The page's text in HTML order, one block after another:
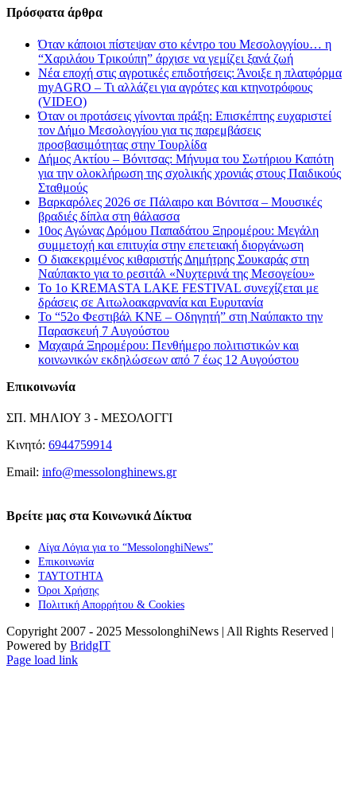
Πρόσφατα άρθρα
Όταν κάποιοι πίστεψαν στο κέντρο του Μεσολογγίου… η
“Χαριλάου Τρικούπη” άρχισε να γεμίζει ξανά ζωή
Νέα εποχή στις αγροτικές επιδοτήσεις: Άνοιξε η πλατφόρμα
myAGRO – Τι αλλάζει για αγρότες και κτηνοτρόφους
(VIDEO)
Όταν οι προτάσεις γίνονται πράξη: Επισκέπτης ευχαριστεί
τον Δήμο Μεσολογγίου για τις παρεμβάσεις
προσβασιμότητας στην Τουρλίδα
Δήμος Ακτίου – Βόνιτσας: Μήνυμα του Σωτήριου Καπότη
για την ολοκλήρωση της σχολικής χρονιάς στους Παιδικούς
Σταθμούς
Βαρκαρόλες 2026 σε Πάλαιρο και Βόνιτσα – Μουσικές
βραδιές δίπλα στη θάλασσα
10ος Αγώνας Δρόμου Παπαδάτου Ξηρομέρου: Μεγάλη
συμμετοχή και επιτυχία στην επετειακή διοργάνωση
Ο διακεκριμένος κιθαριστής Δημήτρης Σουκαράς στη
Ναύπακτο για το ρεσιτάλ «Νυχτερινά της Μεσογείου»
Το 1ο KREMASTA LAKE FESTIVAL συνεχίζεται με
δράσεις σε Αιτωλοακαρνανία και Ευρυτανία
Το “52ο Φεστιβάλ ΚΝΕ – Οδηγητή” στη Ναύπακτο την
Παρασκευή 7 Αυγούστου
Μαχαιρά Ξηρομέρου: Πενθήμερο πολιτιστικών και
κοινωνικών εκδηλώσεων από 7 έως 12 Αυγούστου
Επικοινωνία
ΣΠ. ΜΗΛΙΟΥ 3 - ΜΕΣΟΛΟΓΓΙ
Κινητό: 6944759914
Email: info@messolonghinews.gr
Βρείτε μας στα Κοινωνικά Δίκτυα
Λίγα Λόγια για το “MessolonghiNews”
Επικοινωνία
ΤΑΥΤΟΤΗΤΑ
Όροι Χρήσης
Πολιτική Απορρήτου & Cookies
Copyright 2007 - 2025 MessolonghiNews | All Rights Reserved |
Powered by BridgIT
YouTube
Facebook
Instagram
Page load link